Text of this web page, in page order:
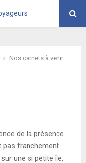
Nos carnets à venir
de la présence
pas franchement
une si petite île,